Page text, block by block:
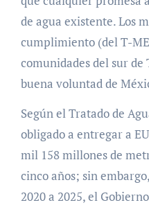
de agua existente. Los
cumplimiento (del T-
comunidades del sur de
buena voluntad de
Según el Tratado de
obligado a entregar a
mil 158 millones de
cinco años; sin
2020 a 2025, el